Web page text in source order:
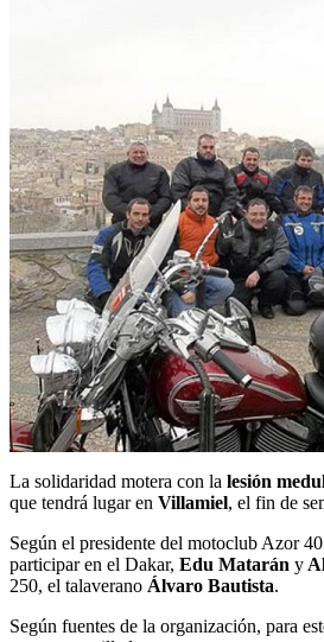
La solidaridad motera con la lesión
que tendrá lugar en Villamiel, el fin de
Según el presidente del motoclub Azor
participar en el Dakar, Edu Matarán y
250, el talaverano Álvaro Bautista.
Según fuentes de la organización, para